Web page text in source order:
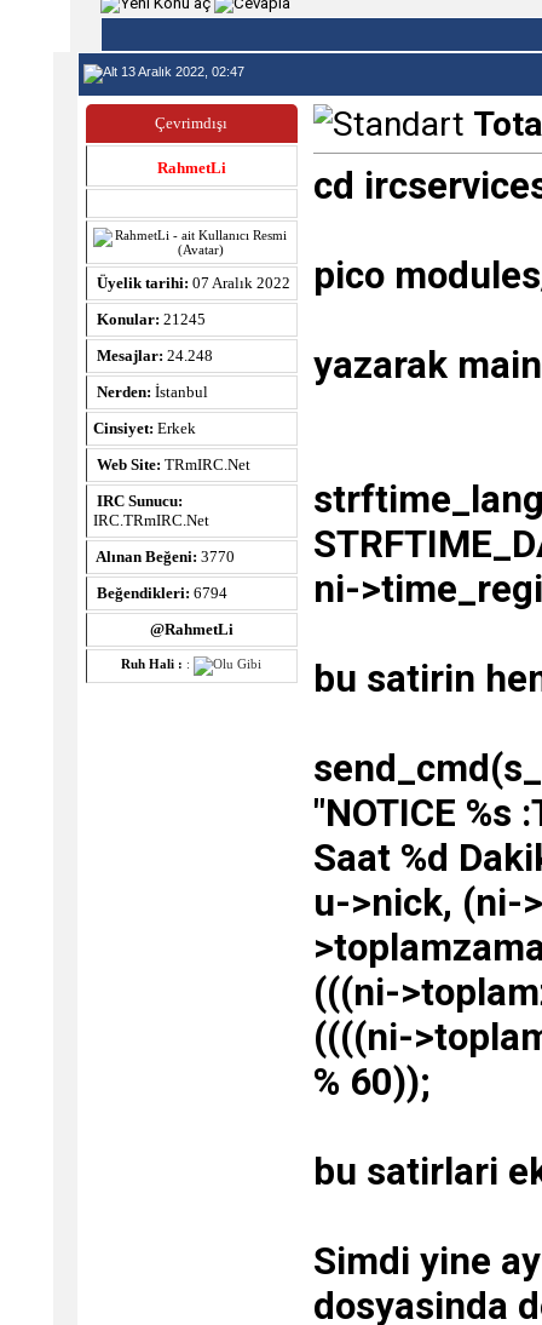
13 Aralık 2022, 02:47
Çevrimdışı
RahmetLi
Üyelik tarihi: 07 Aralık 2022
Konular: 21245
Mesajlar: 24.248
Nerden: İstanbul
Cinsiyet: Erkek
Web Site: TRmIRC.Net
IRC Sunucu:
IRC.TRmIRC.Net
Alınan Beğeni: 3770
Beğendikleri: 6794
@RahmetLi
Ruh Hali : :
cd
pico
yazarak
ni-
bu satirin
"NOTICE %s
Saat %d
u->nick, (ni-
(((ni-
((((ni-
% 60));
bu satirlari
Simdi yine
dosyasinda